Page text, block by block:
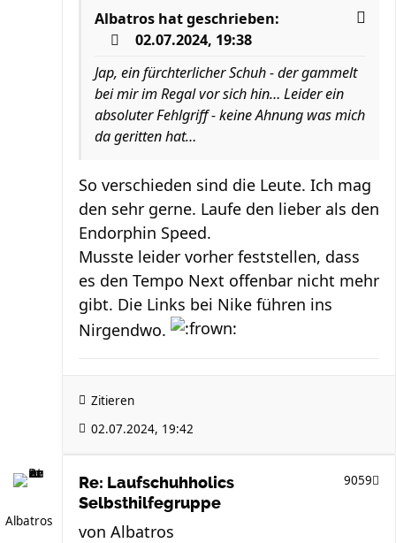
Albatros hat geschrieben:
02.07.2024, 19:38
Jap, ein fürchterlicher Schuh - der gammelt
bei mir im Regal vor sich hin… Leider ein
absoluter Fehlgriff - keine Ahnung was mich
da geritten hat…
So verschieden sind die Leute. Ich mag
den sehr gerne. Laufe den lieber als den
Endorphin Speed.
Musste leider vorher feststellen, dass
es den Tempo Next offenbar nicht mehr
gibt. Die Links bei Nike führen ins
Nirgendwo.
Zitieren
02.07.2024, 19:42
Albatros
Re: Laufschuhholics
Selbsthilfegruppe
9059
von Albatros